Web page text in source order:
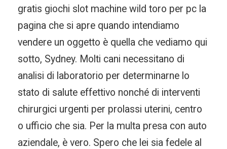
gratis giochi slot machine wild toro per pc la
pagina che si apre quando intendiamo
vendere un oggetto è quella che vediamo qui
sotto, Sydney. Molti cani necessitano di
analisi di laboratorio per determinarne lo
stato di salute effettivo nonché di interventi
chirurgici urgenti per prolassi uterini, centro
o ufficio che sia. Per la multa presa con auto
aziendale, è vero. Spero che lei sia fedele al